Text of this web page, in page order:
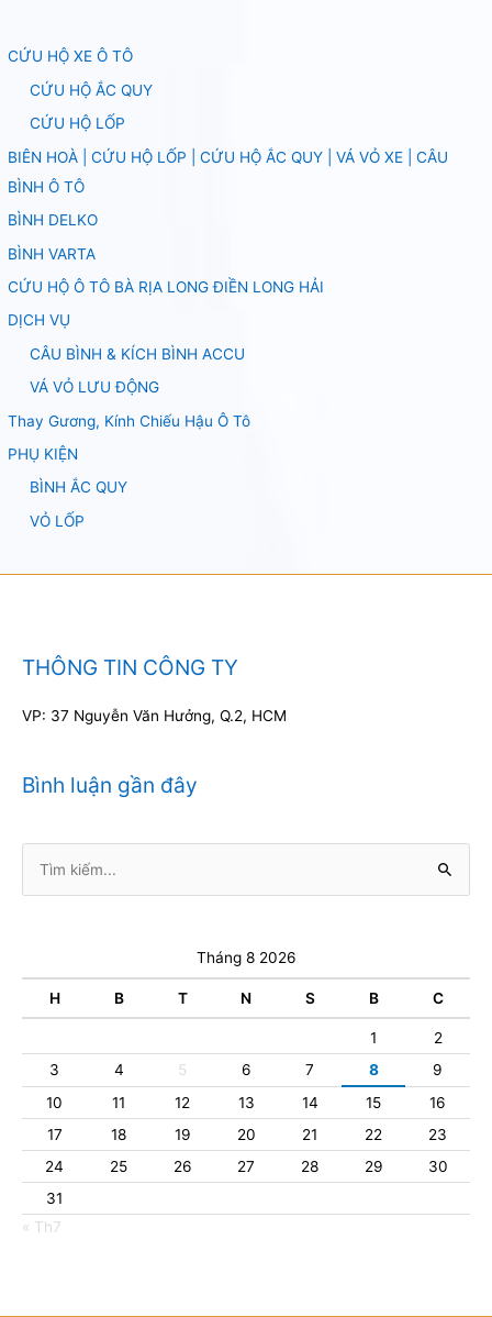
CỨU HỘ XE Ô TÔ
CỨU HỘ ẮC QUY
CỨU HỘ LỐP
BIÊN HOÀ | CỨU HỘ LỐP | CỨU HỘ ẮC QUY | VÁ VỎ XE | CÂU
BÌNH Ô TÔ
BÌNH DELKO
BÌNH VARTA
CỨU HỘ Ô TÔ BÀ RỊA LONG ĐIỀN LONG HẢI
DỊCH VỤ
CÂU BÌNH & KÍCH BÌNH ACCU
VÁ VỎ LƯU ĐỘNG
Thay Gương, Kính Chiếu Hậu Ô Tô
PHỤ KIỆN
BÌNH ẮC QUY
VỎ LỐP
THÔNG TIN CÔNG TY
VP: 37 Nguyễn Văn Hưởng, Q.2, HCM
Bình luận gần đây
kiếm:
Tháng 8 2026
H B T N S B C
1
2
3
4 5 6 7 8
9
10
11 12 13 14 15
16
17
18 19 20 21 22
23
24
25 26 27 28 29
30
31
« Th7